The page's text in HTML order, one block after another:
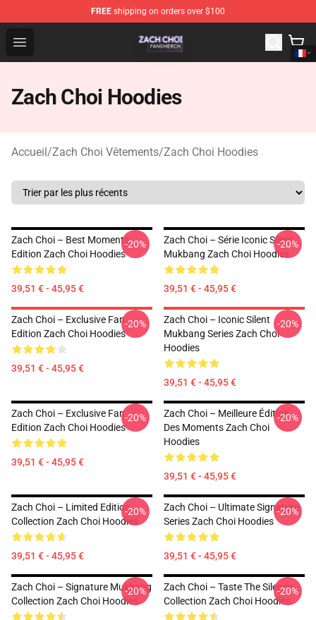
FREE shipping on orders over $100
Open menu
Zach Choi Shop - Official Zach Choi Merchandise Store
Zach Choi Hoodies
Accueil/Zach Choi Vêtements/Zach Choi Hoodies
Zach Choi – Best Moments
Edition Zach Choi Hoodies
39,51 € - 45,95 €
-20%
Zach Choi – Série Iconic Silent
Mukbang Zach Choi Hoodies
39,51 € - 45,95 €
-20%
Zach Choi – Exclusive Fan
Edition Zach Choi Hoodies
39,51 € - 45,95 €
-20%
Zach Choi – Iconic Silent
Mukbang Series Zach Choi
Hoodies
39,51 € - 45,95 €
-20%
Zach Choi – Exclusive Fan
Edition Zach Choi Hoodies
39,51 € - 45,95 €
-20%
Zach Choi – Meilleure Édition
Des Moments Zach Choi
Hoodies
39,51 € - 45,95 €
-20%
Zach Choi – Limited Edition
Collection Zach Choi Hoodies
39,51 € - 45,95 €
-20%
Zach Choi – Ultimate Signature
Series Zach Choi Hoodies
39,51 € - 45,95 €
-20%
Zach Choi – Signature Mukbang
Collection Zach Choi Hoodies
-20%
Zach Choi – Taste The Silence
Collection Zach Choi Hoodies
-20%